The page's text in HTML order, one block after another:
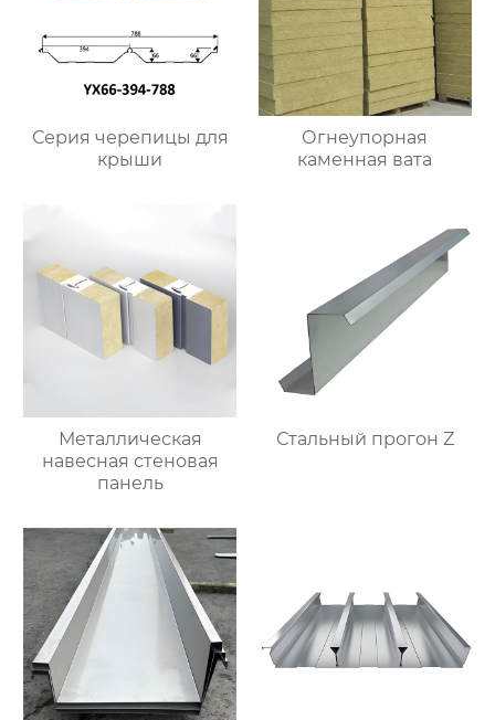
Серия черепицы для
крыши
Огнеупорная
каменная вата
Металлическая
навесная стеновая
панель
Стальный прогон Z